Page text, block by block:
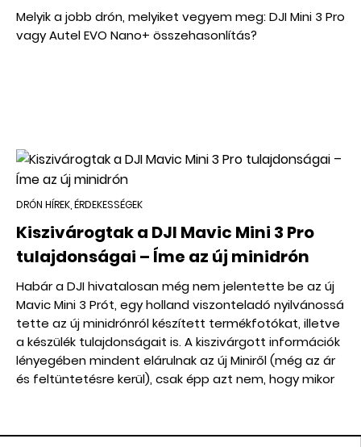
Melyik a jobb drón, melyiket vegyem meg: DJI Mini 3 Pro
vagy Autel EVO Nano+ összehasonlítás?
DRÓN HÍREK, ÉRDEKESSÉGEK
Kiszivárogtak a DJI Mavic Mini 3 Pro
tulajdonságai – Íme az új minidrón
Habár a DJI hivatalosan még nem jelentette be az új
Mavic Mini 3 Prót, egy holland viszonteladó nyilvánossá
tette az új minidrónról készített termékfotókat, illetve
a készülék tulajdonságait is. A kiszivárgott információk
lényegében mindent elárulnak az új Miniről (még az ár
és feltüntetésre kerül), csak épp azt nem, hogy mikor